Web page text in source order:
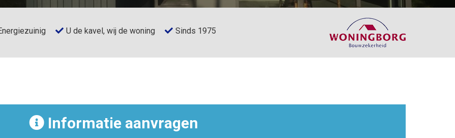
U de kavel, wij de woning Sinds 1975
Informatie aanvragen